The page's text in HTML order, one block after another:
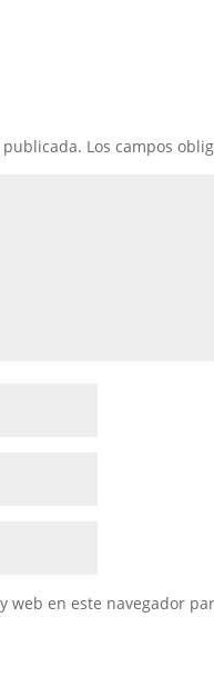
Los campos
web en este navegador